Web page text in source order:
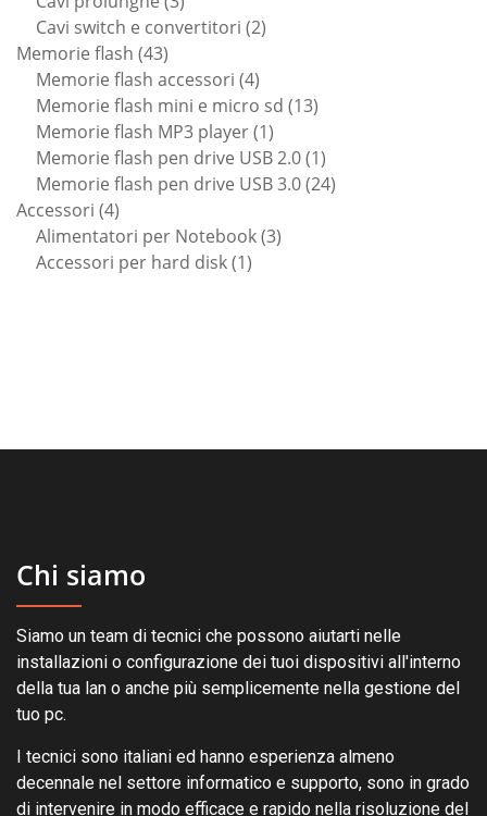
prodotti
Cavi switch e convertitori 22
Memorie flash 4343
prodotti
Memorie flash accessori 44
prodotti
Memorie flash mini e micro sd 1313
Memorie flash MP3 player 11
prodotto
Memorie flash pen drive USB 2.0 11
prodotto
Memorie flash pen drive USB 3.0 2424
Accessori 44
prodotti
Alimentatori per Notebook 33
Accessori per hard disk 11
Chi siamo
Siamo un team di tecnici che possono aiutarti nelle
installazioni o configurazione dei tuoi dispositivi all'interno
della tua lan o anche più semplicemente nella gestione del
tuo pc.
I tecnici sono italiani ed hanno esperienza almeno
decennale nel settore informatico e supporto, sono in grado
di intervenire in modo efficace e rapido nella risoluzione del